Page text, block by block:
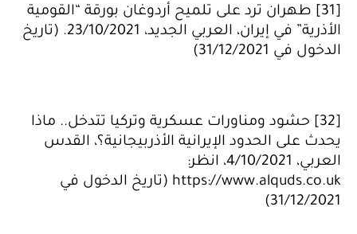
[31] طهران ترد على تلميح أردوغان بورقة “القومية
الأذرية” في إيران، العربي الجديد، 23/10/2021. (تاريخ
الدخول في 31/12/2021)
[32] حشود ومناورات عسكرية وتركيا تتدخل.. ماذا
يحدث على الحدود الإيرانية الأذربيجانية؟، القدس
العربي، 4/10/2021، انظر:
https://www.alquds.co.uk (تاريخ الدخول في
31/12/2021)